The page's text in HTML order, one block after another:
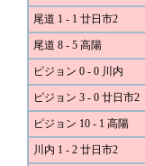
尾道 1 - 1 廿日市2
尾道 8 - 5 高陽
ピジョン 0 - 0 川内
ピジョン 3 - 0 廿日市2
ピジョン 10 - 1 高陽
川内 1 - 2 廿日市2